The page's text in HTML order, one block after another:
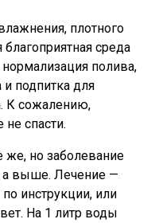
плотного
среда
полива,
подпитка для
К сожалению,
спасти.
же, но заболевание
а выше. Лечение —
инструкции, или
На 1 литр воды